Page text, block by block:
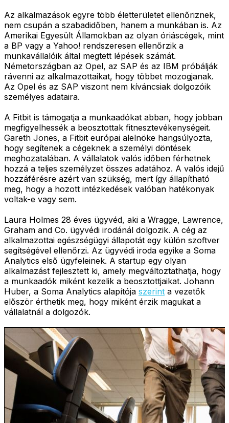
Az alkalmazások egyre több életterületet ellenőriznek,
nem csupán a szabadidőben, hanem a munkában is. Az
Amerikai Egyesült Államokban az olyan óriáscégek, mint
a BP vagy a Yahoo! rendszeresen ellenőrzik a
munkavállalóik által megtett lépések számát.
Németországban az Opel, az SAP és az IBM próbálják
rávenni az alkalmazottaikat, hogy többet mozogjanak.
Az Opel és az SAP viszont nem kíváncsiak dolgozóik
személyes adataira.
A Fitbit is támogatja a munkaadókat abban, hogy jobban
megfigyelhessék a beosztottak fitnesztevékenységeit.
Gareth Jones, a Fitbit európai alelnöke hangsúlyozta,
hogy segítenek a cégeknek a személyi döntések
meghozatalában. A vállalatok valós időben férhetnek
hozzá a teljes személyzet összes adatához. A valós idejű
hozzáférésre azért van szükség, mert így állapítható
meg, hogy a hozott intézkedések valóban hatékonyak
voltak-e vagy sem.
Laura Holmes 28 éves ügyvéd, aki a Wragge, Lawrence,
Graham and Co. ügyvédi irodánál dolgozik. A cég az
alkalmazottai egészségügyi állapotát egy külön szoftver
segítségével ellenőrzi. Az ügyvédi iroda egyike a Soma
Analytics első ügyfeleinek. A startup egy olyan
alkalmazást fejlesztett ki, amely megváltoztathatja, hogy
a munkaadók miként kezelik a beosztottjaikat. Johann
Huber, a Soma Analytics alapítója szerint a vezetők
először érthetik meg, hogy miként érzik magukat a
vállalatnál a dolgozók.